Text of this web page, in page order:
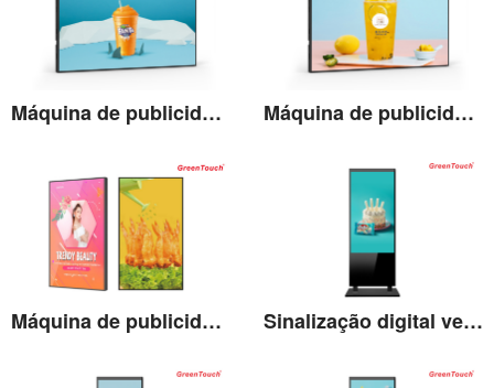
Ver detalhes
Máquina de publicidade lightbox LCD de 55''
Ver detalhes
Máquina de publicidade lightbox LCD de 65''
Ver detalhes
Máquina de publicidade lightbox LCD de 75''
Ver detalhes
Sinalização digital vertical LCD de 43''